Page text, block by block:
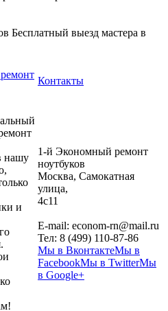
Бесплатный выезд мастера в
Контакты
нашу
и
1-й Экономный ремонт
ноутбуков
Москва, Самокатная
улица,
4с11
E-mail: econom-rn@mail.ru
Тел: 8 (499) 110-87-86
Мы в ВконтактеМы в
FacebookМы в TwitterМы
в Google+